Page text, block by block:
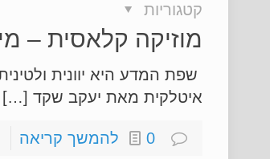
קטגוריות
מוזיקה קלאסית –
שפת המדע היא יוונית
איטלקית מאת יעקב שקד […]
0 להמשך קריאה